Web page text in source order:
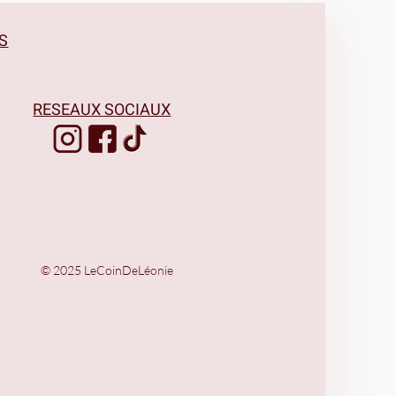
RESEAUX SOCIAUX
© 2025 LeCoinDeLéonie